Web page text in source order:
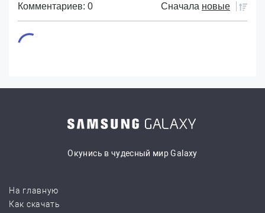
Комментариев: 0 Сначала новые
Окунись в чудесный мир Galaxy
На главную
Как скачать